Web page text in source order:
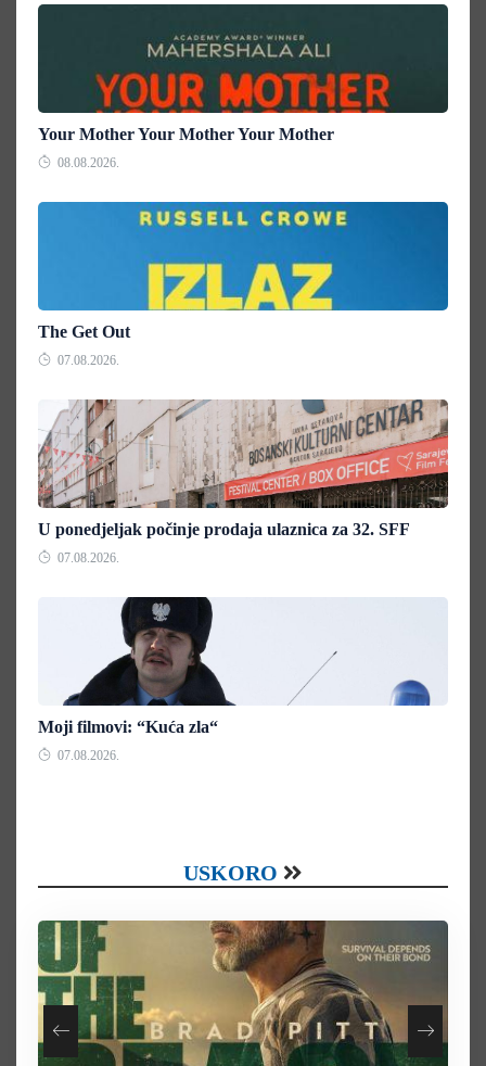
Your Mother Your Mother Your Mother
08.08.2026.
The Get Out
07.08.2026.
U ponedjeljak počinje prodaja ulaznica za 32. SFF
07.08.2026.
Moji filmovi: “Kuća zla“
07.08.2026.
USKORO